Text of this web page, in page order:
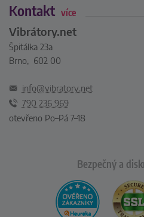
Kontakt více
Vibrátory.net
Špitálka 23a
Brno, 602 00
info@vibratory.net
790 236 969
otevřeno Po–Pá 7–18
Bezpečný a